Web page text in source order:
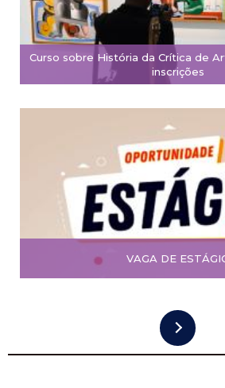
Curso sobre História da Crítica de
inscrições
VAGA DE